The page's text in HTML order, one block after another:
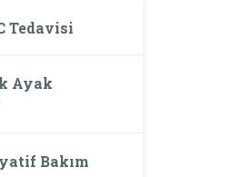
Tedavisi
Ayak
Bakım